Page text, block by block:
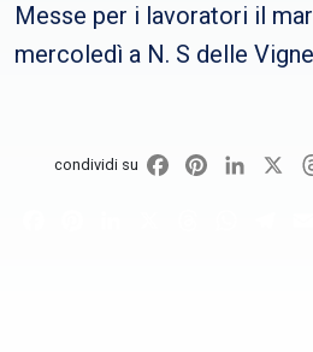
Messe per i lavoratori il
mercoledì a N. S delle
condividi su FacebookPinterest